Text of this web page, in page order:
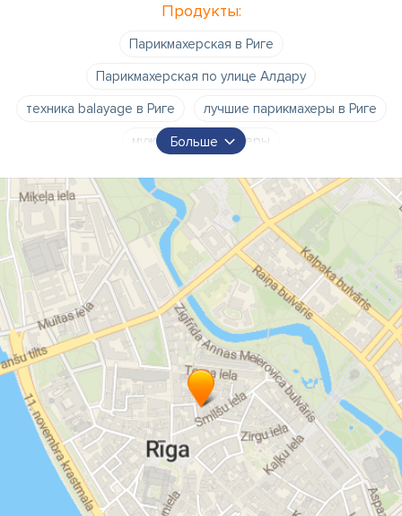
Продукты:
Парикмахерская в Риге
Парикмахерская по улице Алдару
техника balayage в Риге
лучшие парикмахеры в Риге
мужские парикмахеры
окрашивание волос
укладка волос
отбеливание волос
вечерняя прическа
свадебная прическа
Больше